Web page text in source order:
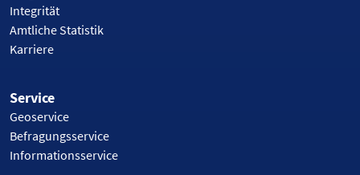
Integrität
Amtliche Statistik
Karriere
Service
Geoservice
Befragungsservice
Informationsservice